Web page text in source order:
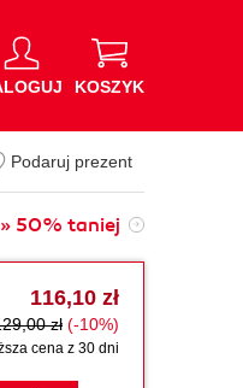
KOSZYK
Podaruj prezent
50% taniej
116,10 zł
zł (-10%)
cena z 30 dni